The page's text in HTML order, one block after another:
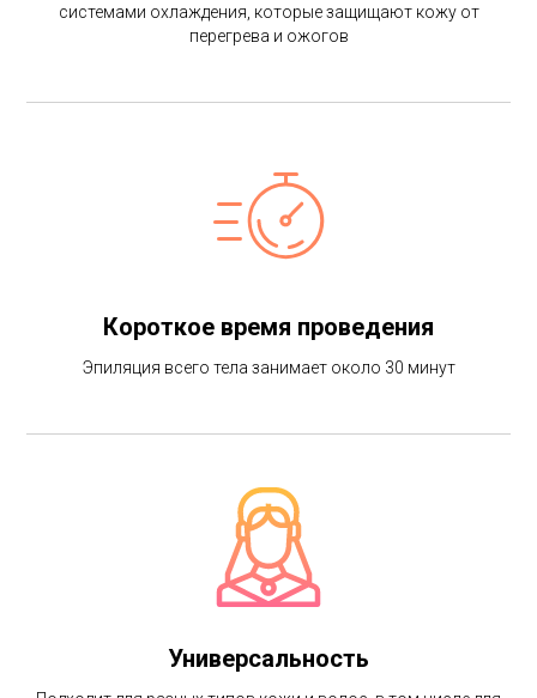
системами охлаждения, которые защищают кожу от
перегрева и ожогов
Короткое время проведения
Эпиляция всего тела занимает около 30 минут
Универсальность